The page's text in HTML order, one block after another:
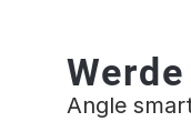
Angle